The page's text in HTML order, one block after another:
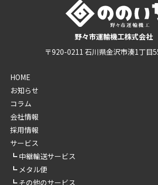
野々市運輸機工株式会社
〒920-0211 石川県金沢市湊1丁目
HOME
お知らせ
コラム
会社情報
採用情報
サービス
中継輸送サービス
メタル便
その他のサービス